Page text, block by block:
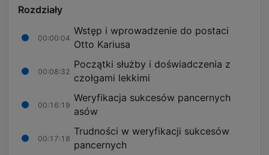
Rozdziały
00:00:04
Wstęp i wprowadzenie do postaci
Otto Kariusa
00:08:32
Początki służby i doświadczenia z
czołgami lekkimi
00:16:19
Weryfikacja sukcesów pancernych
asów
00:17:18
Trudności w weryfikacji sukcesów
pancernych